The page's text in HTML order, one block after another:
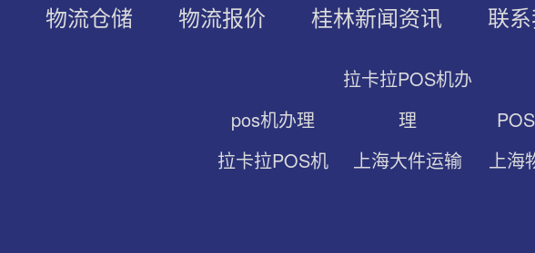
物流仓储 物流报价 桂林新闻资讯 联
pos机办理
拉卡拉POS机办
理
拉卡拉POS机
上海大件运输 上海